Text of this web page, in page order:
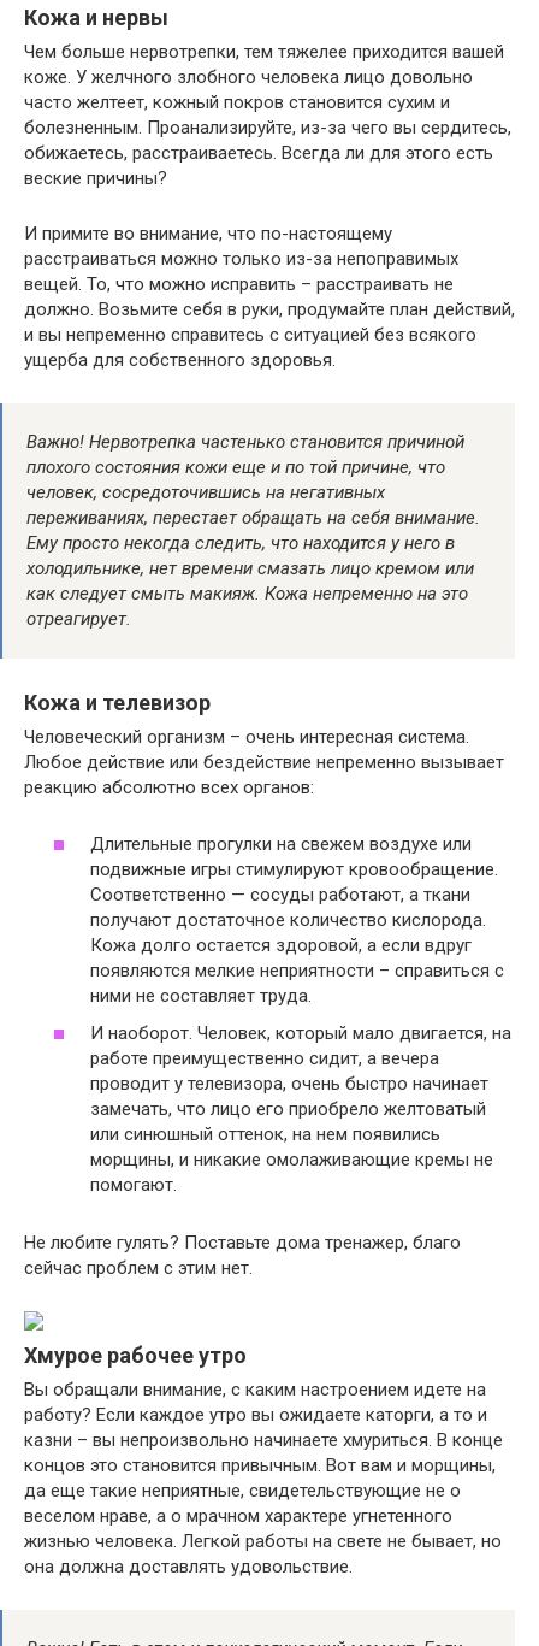
Кожа и нервы
Чем больше нервотрепки, тем тяжелее приходится вашей
коже. У желчного злобного человека лицо довольно
часто желтеет, кожный покров становится сухим и
болезненным. Проанализируйте, из-за чего вы сердитесь,
обижаетесь, расстраиваетесь. Всегда ли для этого есть
веские причины?
И примите во внимание, что по-настоящему
расстраиваться можно только из-за непоправимых
вещей. То, что можно исправить – расстраивать не
должно. Возьмите себя в руки, продумайте план действий,
и вы непременно справитесь с ситуацией без всякого
ущерба для собственного здоровья.
Важно! Нервотрепка частенько становится причиной
плохого состояния кожи еще и по той причине, что
человек, сосредоточившись на негативных
переживаниях, перестает обращать на себя внимание.
Ему просто некогда следить, что находится у него в
холодильнике, нет времени смазать лицо кремом или
как следует смыть макияж. Кожа непременно на это
отреагирует.
Кожа и телевизор
Человеческий организм – очень интересная система.
Любое действие или бездействие непременно вызывает
реакцию абсолютно всех органов:
Длительные прогулки на свежем воздухе или
подвижные игры стимулируют кровообращение.
Соответственно — сосуды работают, а ткани
получают достаточное количество кислорода.
Кожа долго остается здоровой, а если вдруг
появляются мелкие неприятности – справиться с
ними не составляет труда.
И наоборот. Человек, который мало двигается, на
работе преимущественно сидит, а вечера
проводит у телевизора, очень быстро начинает
замечать, что лицо его приобрело желтоватый
или синюшный оттенок, на нем появились
морщины, и никакие омолаживающие кремы не
помогают.
Не любите гулять? Поставьте дома тренажер, благо
сейчас проблем с этим нет.
Хмурое рабочее утро
Вы обращали внимание, с каким настроением идете на
работу? Если каждое утро вы ожидаете каторги, а то и
казни – вы непроизвольно начинаете хмуриться. В конце
концов это становится привычным. Вот вам и морщины,
да еще такие неприятные, свидетельствующие не о
веселом нраве, а о мрачном характере угнетенного
жизнью человека. Легкой работы на свете не бывает, но
она должна доставлять удовольствие.